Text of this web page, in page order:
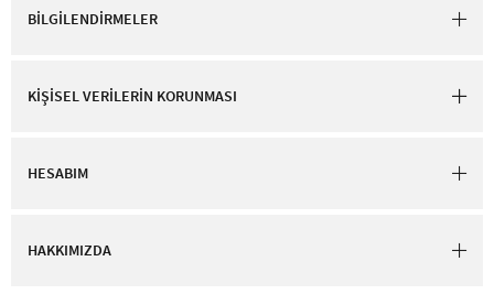
BİLGİLENDİRMELER
KİŞİSEL VERİLERİN KORUNMASI
HESABIM
HAKKIMIZDA